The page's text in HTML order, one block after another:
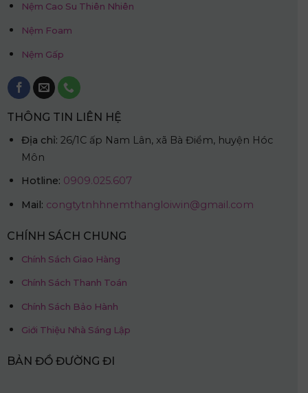
Nệm Cao Su Thiên Nhiên
Nệm Foam
Nệm Gấp
THÔNG TIN LIÊN HỆ
Địa chỉ: 26/1C ấp Nam Lân, xã Bà Điểm, huyện Hóc
Môn
Hotline: 0909.025.607
Mail: congtytnhhnemthangloiwin@gmail.com
CHÍNH SÁCH CHUNG
Chính Sách Giao Hàng
Chính Sách Thanh Toán
Chính Sách Bảo Hành
Giới Thiệu Nhà Sáng Lập
BẢN ĐỒ ĐƯỜNG ĐI